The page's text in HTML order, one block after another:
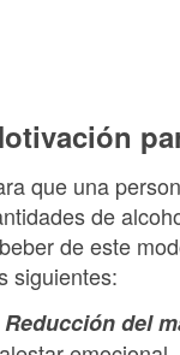
que una
de
de este
siguientes:
Reducción del